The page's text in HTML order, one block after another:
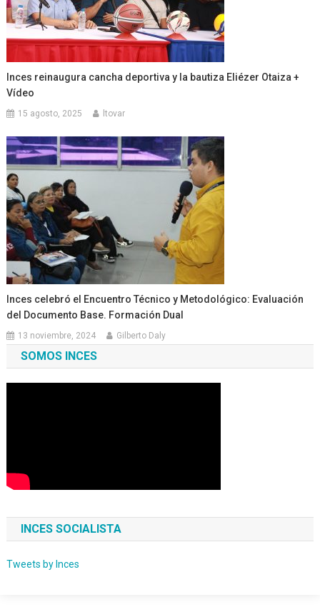
Inces reinaugura cancha deportiva y la bautiza Eliézer Otaiza +
Vídeo
15 agosto, 2025 ltovar
Inces celebró el Encuentro Técnico y Metodológico: Evaluación
del Documento Base. Formación Dual
13 noviembre, 2024 Gilberto Daly
SOMOS INCES
INCES SOCIALISTA
Tweets by Inces